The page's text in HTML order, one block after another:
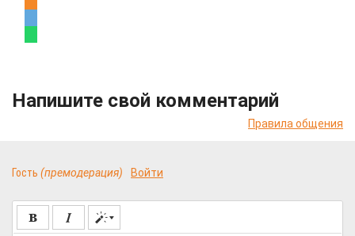
Напишите свой комментарий
Правила общения
Гость (премодерация) Войти